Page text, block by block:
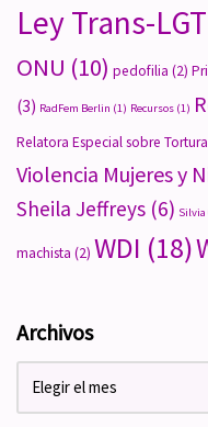
Ley Trans-
ONU (10) pedofilia (2)
(3) RadFem Berlin (1) Recursos (1)
Relatora Especial sobre Tortura
Violencia Mujeres y
Sheila Jeffreys (6) Silvia
machista (2) WDI (18)
Archivos